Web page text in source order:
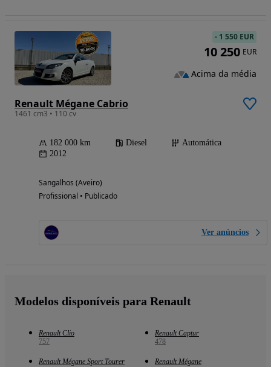
Renault Mégane Cabrio
1461 cm3 • 110 cv
182 000 km Diesel
Automática
2012
Sangalhos (Aveiro)
Profissional • Publicado
Ver anúncios
- 1 550 EUR
10 250 EUR
Acima da média
Modelos disponíveis para Renault
Renault Clio
757
Renault Captur
478
Renault Mégane Sport Tourer
Renault Mégane